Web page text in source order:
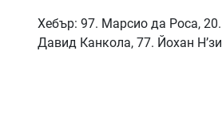
Хебър: 97. Марсио да Роса,
Давид Канкола, 77. Йохан